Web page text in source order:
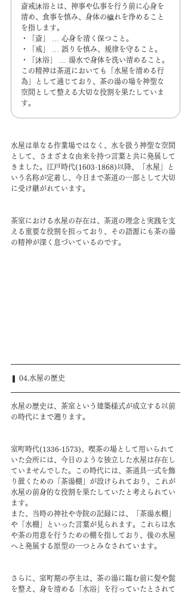
斎戒沐浴とは、神事や仏事を行う前に心身を
清め、食事を慎み、身体の穢れを浄めること
を指します。
・「斎」 … 心身を清く保つこと。
・「戒」 … 誤りを慎み、規律を守ること。
・「沐浴」 … 湯水で身体を洗い清めること。
この精神は茶道においても「水屋を清める行
為」として通じており、茶の湯の場を神聖な
空間として整える大切な役割を果たしていま
す。
​水屋は単なる作業場ではなく、水を扱う神聖な空間
として、さまざまな由来を持つ言葉と共に発展して
きました。江戸時代(1603-1868)以降、「水屋」と
いう名称が定着し、今日まで茶道の一部として大切
に受け継がれています。
茶室における水屋の存在は、茶道の理念と実践を支
える重要な役割を担っており、その語源にも茶の湯
の精神が深く息づいているのです。
❚ 04.水屋の歴史
水屋の歴史は、茶室という建築様式が成立する以前
の時代にまで遡ります。
室町時代(1336-1573)、喫茶の場として用いられて
いた会所には、今日のような独立した水屋は存在し
ていませんでした。この時代には、茶道具一式を飾
り置くための「茶湯棚」が設けられており、これが
水屋の前身的な役割を果たしていたと考えられてい
ます。
また、当時の神社や寺院の記録には、「茶湯水棚」
や「水棚」といった言葉が見られます。これらは水
や茶の用意を行うための棚を指しており、後の水屋
へと発展する原型の一つとみなされています。
さらに、室町期の亭主は、茶の湯に臨む前に髪や髭
を整え、身を清める「水浴」を行っていたとされて